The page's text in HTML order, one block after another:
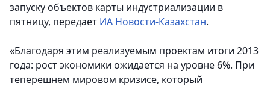
запуску объектов карты индустриализации в
пятницу, передает ИА Новости-Казахстан.
«Благодаря этим реализуемым проектам итоги 2013
года: рост экономики ожидается на уровне 6%. При
теперешнем мировом кризисе, который